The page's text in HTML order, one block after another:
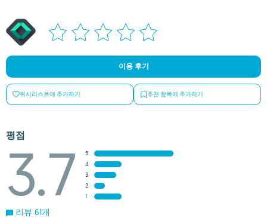
이용 후기
위시리스트에 추가하기 추천 항목에 추가하기
평점
3.7
5
4
3
2
1
리뷰 61개